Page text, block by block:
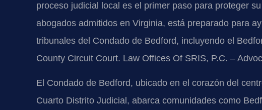
proceso judicial local es el primer paso para proteger
abogados admitidos en Virginia, está preparado para
tribunales del Condado de Bedford, incluyendo el
County Circuit Court. Law Offices Of SRIS, P.C. –
El Condado de Bedford, ubicado en el corazón del
Cuarto Distrito Judicial, abarca comunidades como